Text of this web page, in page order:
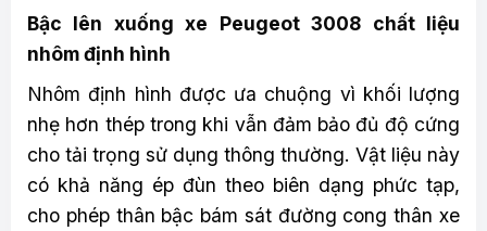
Bậc lên xuống xe Peugeot 3008 chất liệu
nhôm định hình
Nhôm định hình được ưa chuộng vì khối lượng
nhẹ hơn thép trong khi vẫn đảm bảo đủ độ cứng
cho tải trọng sử dụng thông thường. Vật liệu này
có khả năng ép đùn theo biên dạng phức tạp,
cho phép thân bậc bám sát đường cong thân xe